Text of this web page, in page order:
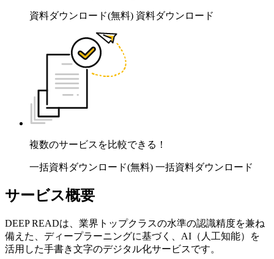
資料ダウンロード(無料) 資料ダウンロード
複数のサービスを比較できる！
一括資料ダウンロード(無料) 一括資料ダウンロード
サービス概要
DEEP READは、業界トップクラスの水準の認識精度を兼ね
備えた、ディープラーニングに基づく、AI（人工知能）を
活用した手書き文字のデジタル化サービスです。